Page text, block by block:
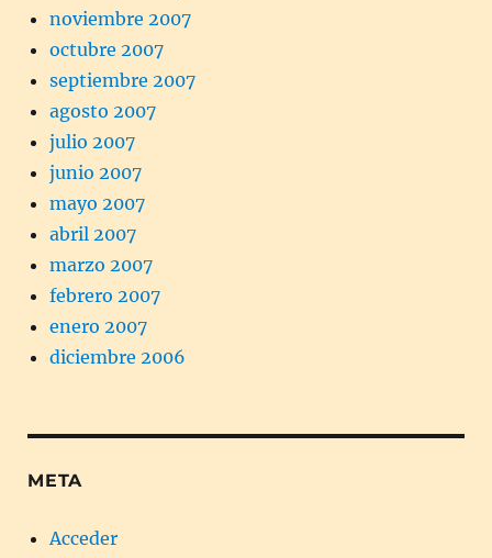
noviembre 2007
octubre 2007
septiembre 2007
agosto 2007
julio 2007
junio 2007
mayo 2007
abril 2007
marzo 2007
febrero 2007
enero 2007
diciembre 2006
META
Acceder